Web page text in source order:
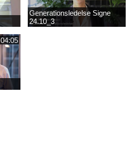
Generationsledelse Signe
24.10_3
04:05